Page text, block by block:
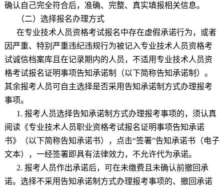
确认自己完全符合后，准确、完整、真实填报相关信息。
（二）选择报名办理方式
在专业技术人员资格考试报名中存在虚假承诺行为，或者
因严重、特别严重违纪违规行为被记入专业技术人员资格考
试诚信档案库且在记录期内的人员，不适用专业技术人员资
格考试报名证明事项告知承诺制（以下简称告知承诺制）。
其余报考人员可自主选择是否采用告知承诺制方式办理报考
事项。
1. 报考人员选择告知承诺制方式办理报考事项的，须认真
阅读《专业技术人员职业资格考试报名证明事项告知承诺
书》（以下简称告知承诺书），点击“签署”告知承诺书（电子
文本），一经签署即具有法律效力，不允许代为承诺。
2. 报考人员作出承诺后，可在未缴费且未确认前撤回承
诺。选择不采用告知承诺制方式办理报考事项的、撤回承诺